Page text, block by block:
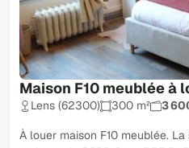
Maison F10 meublée à
Lens (62300) 300 m² 3
À louer maison F10 meublée.